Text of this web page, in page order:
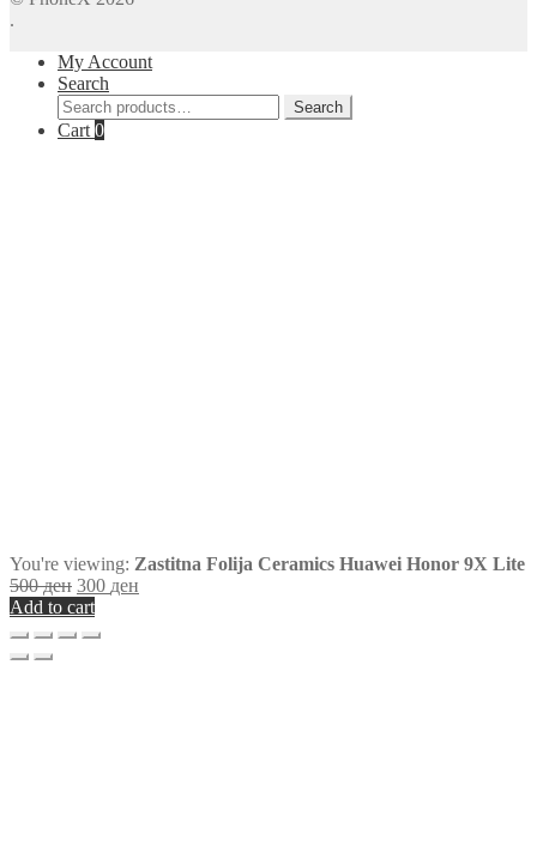
.
My Account
Search
Search
for:
Search
Cart 0
You're viewing: Zastitna Folija Ceramics Huawei Honor 9X Lite
500ден 300 ден
Add to cart